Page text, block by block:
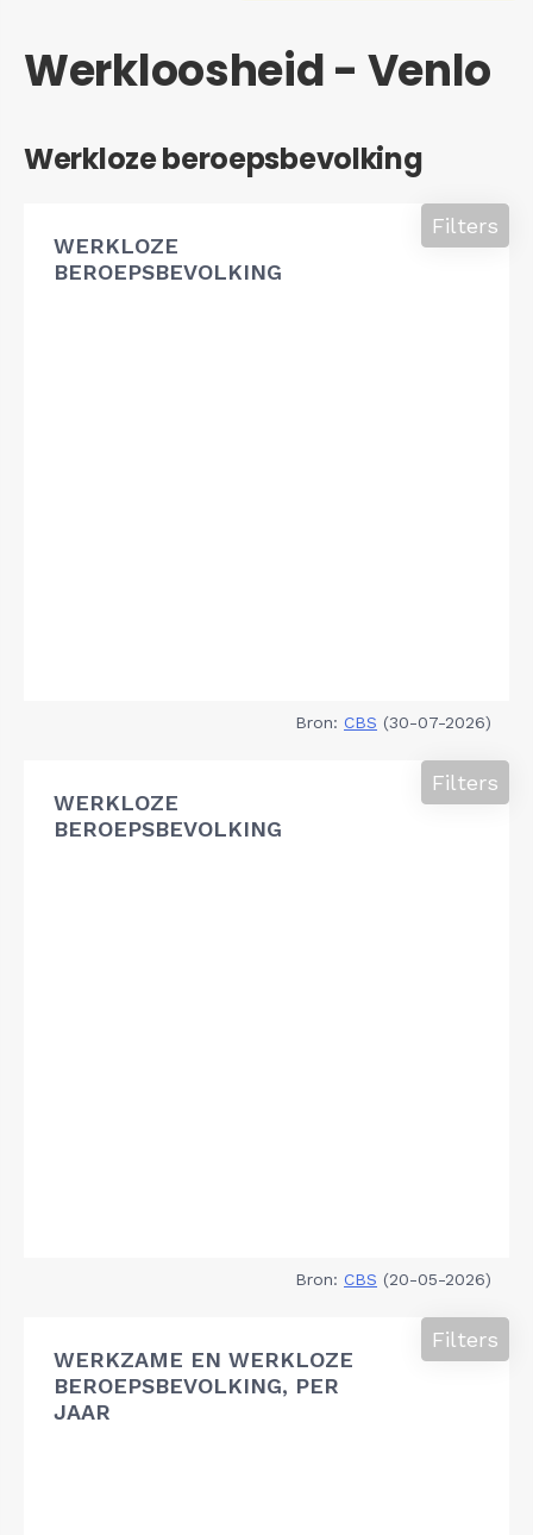
Werkloosheid - Venlo
Werkloze beroepsbevolking
WERKLOZE
BEROEPSBEVOLKING
Filters
Bron: CBS (30-07-2026)
WERKLOZE
BEROEPSBEVOLKING
Filters
Bron: CBS (20-05-2026)
WERKZAME EN WERKLOZE
BEROEPSBEVOLKING, PER
JAAR
Filters